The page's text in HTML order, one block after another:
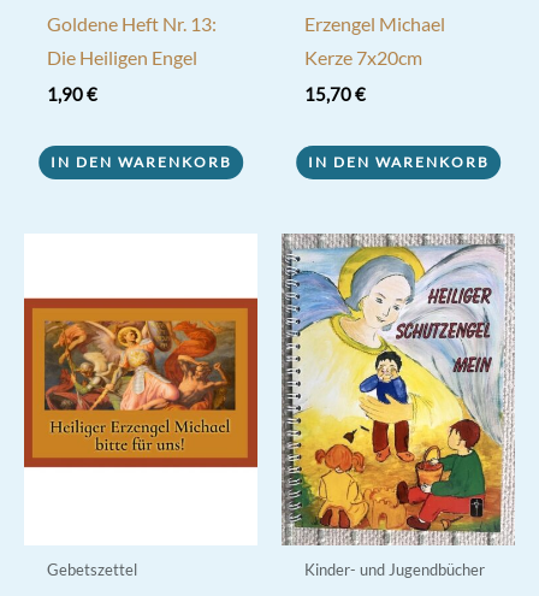
Goldene Heft Nr. 13:
Die Heiligen Engel
1,90€
IN DEN WARENKORB
Erzengel Michael
Kerze 7x20cm
15,70€
IN DEN WARENKORB
Gebetszettel Kinder- und Jugendbücher